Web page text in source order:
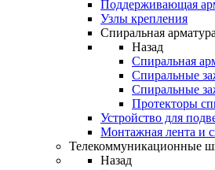
Поддерживающая
Узлы крепления
Спиральная арматура
Назад
Спиральная
Спиральные
Спиральные
Протекторы
Устройство для
Монтажная лента и
Телекоммуникационные
Назад